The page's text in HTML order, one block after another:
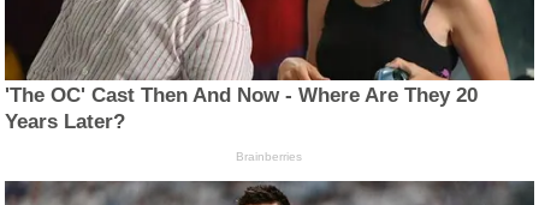
'The OC' Cast Then And Now - Where Are They 20
Years Later?
Brainberries